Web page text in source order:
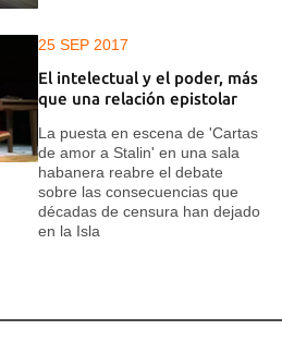
25 SEP 2017
El intelectual y el poder, más
que una relación epistolar
La puesta en escena de 'Cartas
de amor a Stalin' en una sala
habanera reabre el debate
sobre las consecuencias que
décadas de censura han dejado
en la Isla